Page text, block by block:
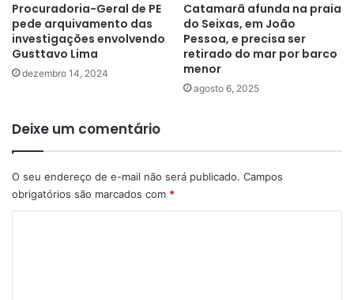
Procuradoria-Geral de PE
pede arquivamento das
investigações envolvendo
Gusttavo Lima
dezembro 14, 2024
Catamarã afunda na praia
do Seixas, em João
Pessoa, e precisa ser
retirado do mar por barco
menor
agosto 6, 2025
Deixe um comentário
O seu endereço de e-mail não será publicado. Campos
obrigatórios são marcados com *